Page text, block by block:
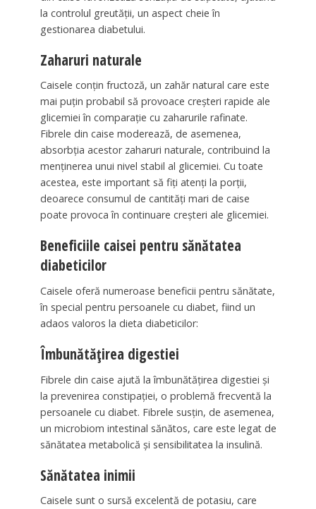
la controlul greutății, un aspect cheie în
gestionarea diabetului.
Zaharuri naturale
Caisele conțin fructoză, un zahăr natural care este
mai puțin probabil să provoace creșteri rapide ale
glicemiei în comparație cu zaharurile rafinate.
Fibrele din caise moderează, de asemenea,
absorbția acestor zaharuri naturale, contribuind la
menținerea unui nivel stabil al glicemiei. Cu toate
acestea, este important să fiți atenți la porții,
deoarece consumul de cantități mari de caise
poate provoca în continuare creșteri ale glicemiei.
Beneficiile caisei pentru sănătatea
diabeticilor
Caisele oferă numeroase beneficii pentru sănătate,
în special pentru persoanele cu diabet, fiind un
adaos valoros la dieta diabeticilor:
Îmbunătățirea digestiei
Fibrele din caise ajută la îmbunătățirea digestiei și
la prevenirea constipației, o problemă frecventă la
persoanele cu diabet. Fibrele susțin, de asemenea,
un microbiom intestinal sănătos, care este legat de
sănătatea metabolică și sensibilitatea la insulină.
Sănătatea inimii
Caisele sunt o sursă excelentă de potasiu, care